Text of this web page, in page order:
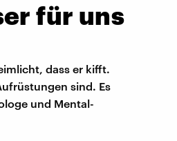
für uns
dass er kifft.
sind. Es
und Mental-